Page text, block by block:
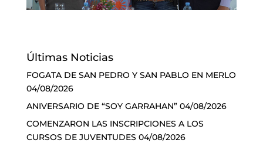
Últimas Noticias
FOGATA DE SAN PEDRO Y SAN PABLO EN MERLO
04/08/2026
ANIVERSARIO DE “SOY GARRAHAN” 04/08/2026
COMENZARON LAS INSCRIPCIONES A LOS
CURSOS DE JUVENTUDES 04/08/2026